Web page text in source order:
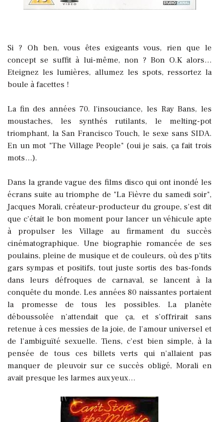
Si ? Oh ben, vous êtes exigeants vous, rien que le
concept se suffit à lui-même, non ? Bon O.K alors…
Eteignez les lumières, allumez les spots, ressortez la
boule à facettes !
La fin des années 70. l’insouciance, les Ray Bans, les
moustaches, les synthés rutilants, le melting-pot
triomphant, la San Francisco Touch, le sexe sans SIDA.
En un mot "The Village People" (oui je sais, ça fait trois
mots…).
Dans la grande vague des films disco qui ont inondé les
écrans suite au triomphe de "La Fièvre du samedi soir",
Jacques Morali, créateur-producteur du groupe, s’est dit
que c’était le bon moment pour lancer un véhicule apte
à propulser les Village au firmament du succès
cinématographique. Une biographie romancée de ses
poulains, pleine de musique et de couleurs, où des p’tits
gars sympas et positifs, tout juste sortis des bas-fonds
dans leurs défroques de carnaval, se lancent à la
conquête du monde. Les années 80 naissantes portaient
la promesse de tous les possibles. La planète
déboussolée n’attendait que ça, et s’offrirait sans
retenue à ces messies de la joie, de l’amour universel et
de l’ambiguïté sexuelle. Tiens, c’est bien simple, à la
pensée de tous ces billets verts qui n’allaient pas
manquer de pleuvoir sur ce succès obligé, Morali en
avait presque les larmes aux yeux…